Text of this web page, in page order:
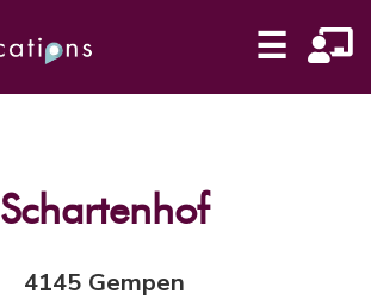
☰
Schartenhof
4145 Gempen